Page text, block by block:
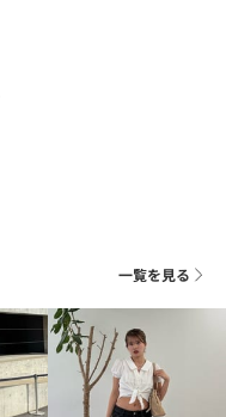
一覧を見る